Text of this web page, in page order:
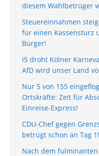
diesem Wahlbetrüger
Steuereinnahmen
für einen Kassensturz
Bürger!
IS droht Kölner
AfD wird unser Land
Nur 5 von 155
Ortskräfte: Zeit für
Einreise-Express!
CDU-Chef gegen
betrügt schon an Tag 1!
Nach dem